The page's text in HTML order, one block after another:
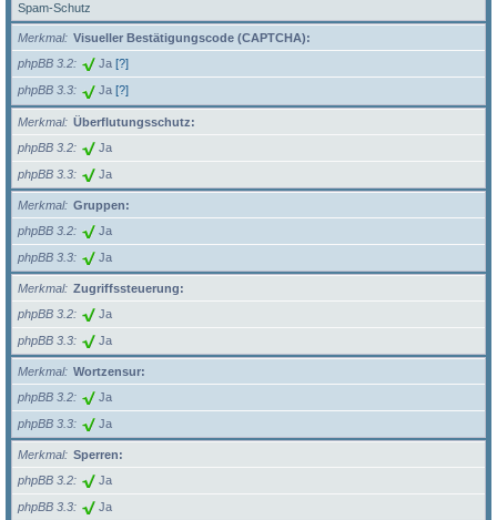
Spam-Schutz
Merkmal
Visueller Bestätigungscode (CAPTCHA):
phpBB 3.2
Ja [?]
phpBB 3.3 Ja [?]
Merkmal
Überflutungsschutz:
phpBB 3.2
Ja
phpBB 3.3 Ja
Merkmal
Gruppen:
phpBB 3.2
Ja
phpBB 3.3 Ja
Merkmal
Zugriffssteuerung:
phpBB 3.2
Ja
phpBB 3.3 Ja
Merkmal
Wortzensur:
phpBB 3.2
Ja
phpBB 3.3 Ja
Merkmal
Sperren:
phpBB 3.2
Ja
phpBB 3.3 Ja